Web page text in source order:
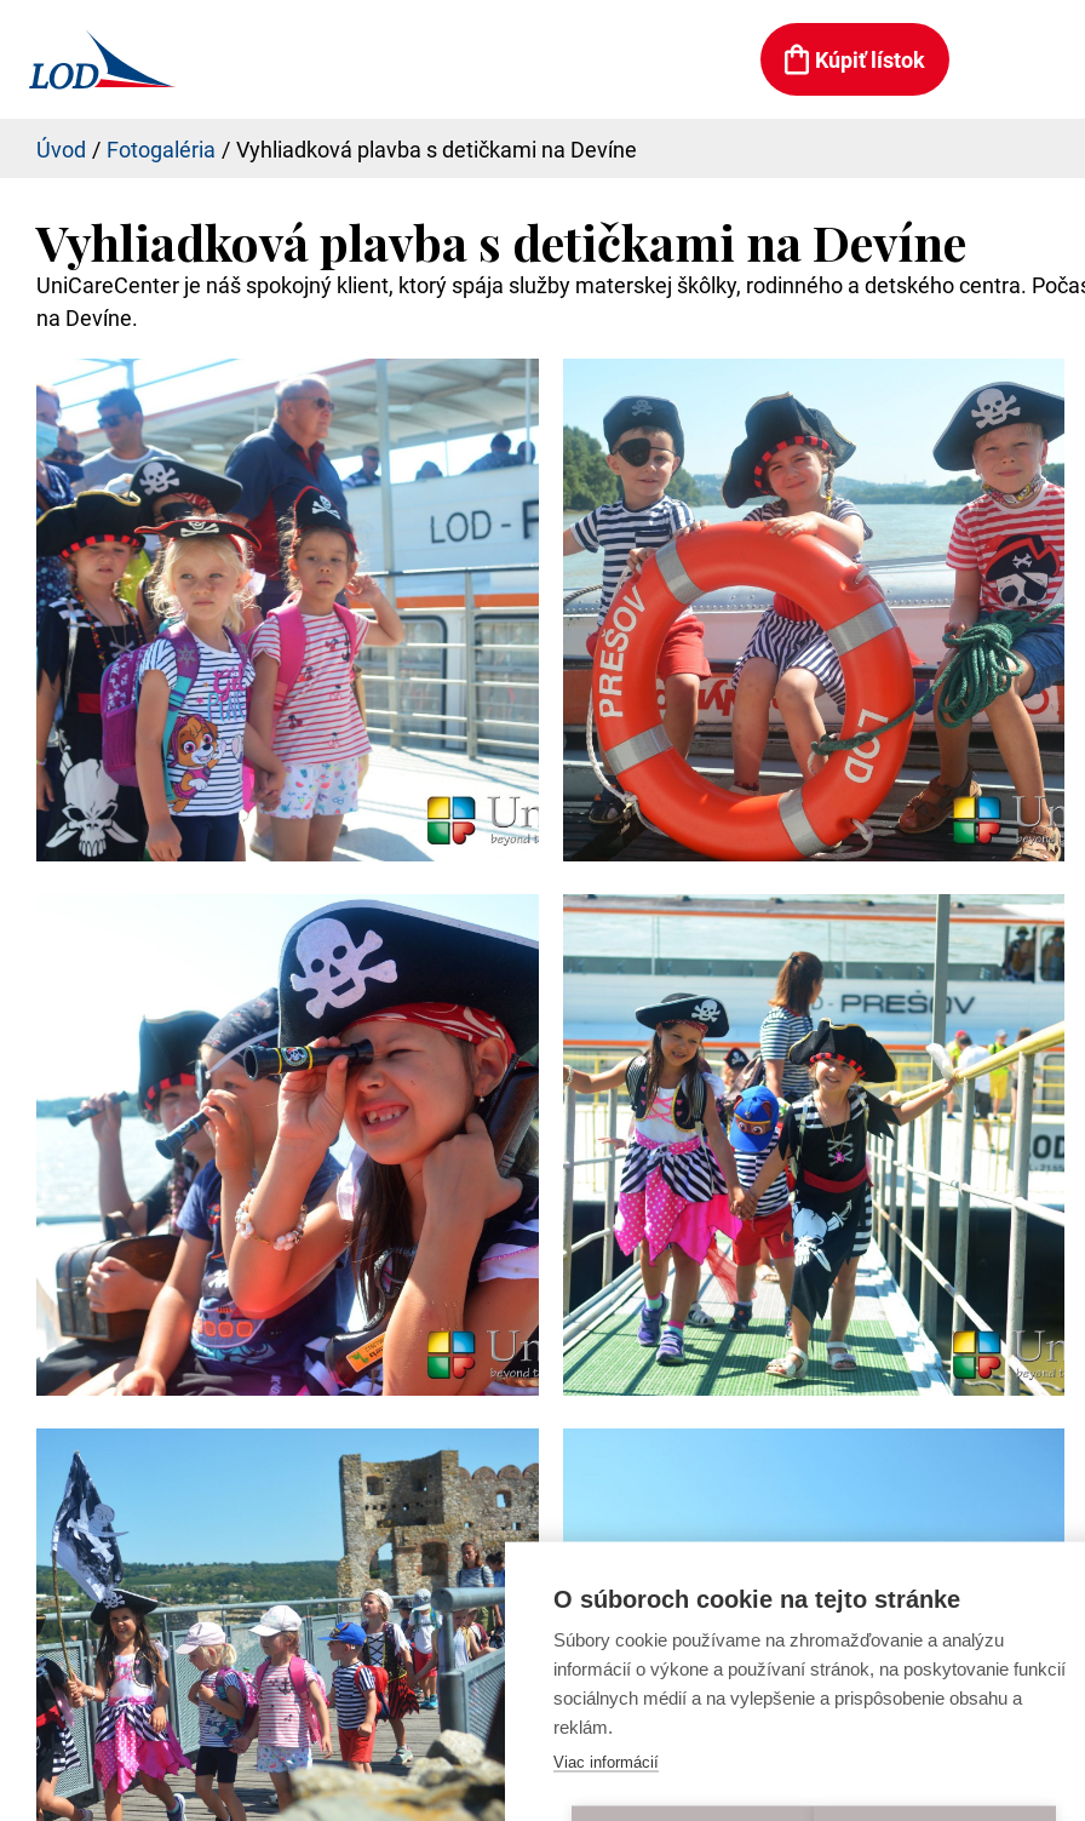
Kúpiť lístok
Úvod Fotogaléria Vyhliadková plavba s detičkami na Devíne
Vyhliadková plavba s detičkami na Devíne
UniCareCenter je náš spokojný klient, ktorý spája služby materskej škôlky, rodinného a detského centra.
na Devíne.
O súboroch cookie na tejto stránke
Súbory cookie používame na zhromažďovanie a analýzu
informácií o výkone a používaní stránok, na poskytovanie funkcií
sociálnych médií a na vylepšenie a prispôsobenie obsahu a
reklám.
Viac informácií